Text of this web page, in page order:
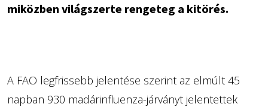
miközben világszerte rengeteg a kitörés.
A FAO legfrissebb jelentése szerint az elmúlt 45
napban 930 madárinfluenza-járványt jelentettek